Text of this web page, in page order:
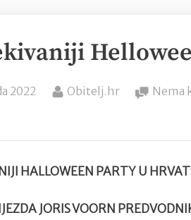
2022 By
Obitelj.hr Nema
HALLOWEEN PARTY U
JORIS VOORN